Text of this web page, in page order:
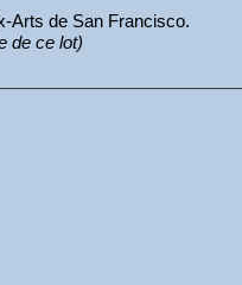
Arts de San Francisco.
de ce lot)